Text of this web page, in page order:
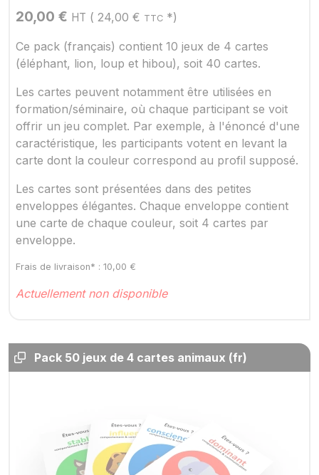
20,00 € HT ( 24,00 € TTC *)
Ce pack (français) contient 10 jeux de 4 cartes
(éléphant, lion, loup et hibou), soit 40 cartes.
Les cartes peuvent notamment être utilisées en
formation/séminaire, où chaque participant se voit
offrir un jeu complet. Par exemple, à l'énoncé d'une
caractéristique, les participants votent en levant la
carte dont la couleur correspond au profil supposé.
Les cartes sont présentées dans des petites
enveloppes élégantes. Chaque enveloppe contient
une carte de chaque couleur, soit 4 cartes par
enveloppe.
Frais de livraison* : 10,00 €
Actuellement non disponible
Pack 50 jeux de 4 cartes animaux (fr)